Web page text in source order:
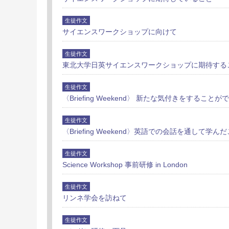
生徒作文
サイエンスワークショップに向けて
生徒作文
東北大学日英サイエンスワークショップに期待する
生徒作文
〈Briefing Weekend〉 新たな気付きをすることが
生徒作文
〈Briefing Weekend〉英語での会話を通して学んだ
生徒作文
Science Workshop 事前研修 in London
生徒作文
リンネ学会を訪ねて
生徒作文